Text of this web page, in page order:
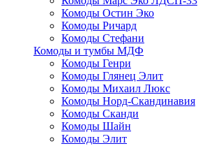
Комоды Остин Эко
Комоды Ричард
Комоды Стефани
Комоды и тумбы МДФ
Комоды Генри
Комоды Глянец Элит
Комоды Михаил Люкс
Комоды Норд-Скандинавия
Комоды Сканди
Комоды Шайн
Комоды Элит